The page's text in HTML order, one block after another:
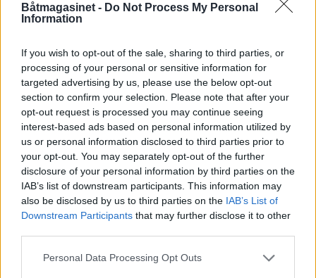
Båtmagasinet - Do Not Process My Personal
Information
If you wish to opt-out of the sale, sharing to third parties, or
processing of your personal or sensitive information for
targeted advertising by us, please use the below opt-out
section to confirm your selection. Please note that after your
opt-out request is processed you may continue seeing
interest-based ads based on personal information utilized by
us or personal information disclosed to third parties prior to
your opt-out. You may separately opt-out of the further
disclosure of your personal information by third parties on the
IAB’s list of downstream participants. This information may
also be disclosed by us to third parties on the IAB’s List of
Downstream Participants that may further disclose it to other
Personal Data Processing Opt Outs
En maritim tidsmaskin i
Skagerrak